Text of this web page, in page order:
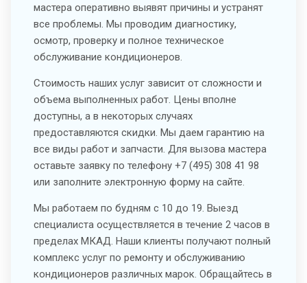
мастера оперативно выявят причины и устранят
все проблемы. Мы проводим диагностику,
осмотр, проверку и полное техническое
обслуживание кондиционеров.
Стоимость наших услуг зависит от сложности и
объема выполненных работ. Цены вполне
доступны, а в некоторых случаях
предоставляются скидки. Мы даем гарантию на
все виды работ и запчасти. Для вызова мастера
оставьте заявку по телефону +7 (495) 308 41 98
или заполните электронную форму на сайте.
Мы работаем по будням с 10 до 19. Выезд
специалиста осуществляется в течение 2 часов в
пределах МКАД. Наши клиенты получают полный
комплекс услуг по ремонту и обслуживанию
кондиционеров различных марок. Обращайтесь в